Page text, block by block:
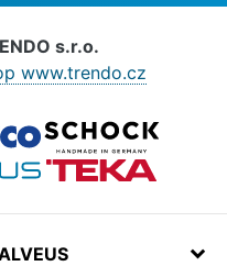
s.r.o.
www.trendo.cz